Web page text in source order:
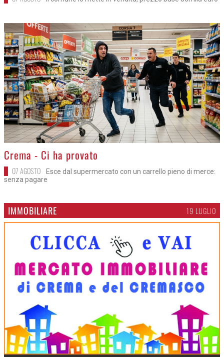
>
Crema - Ci ha provato
07 AGOSTO
Esce dal supermercato con un carrello pieno di merce:
senza pagare
IMMOBILIARE 19 LUGLIO